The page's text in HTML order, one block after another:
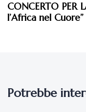
CONCERTO PER
l’Africa nel Cuore”
Potrebbe